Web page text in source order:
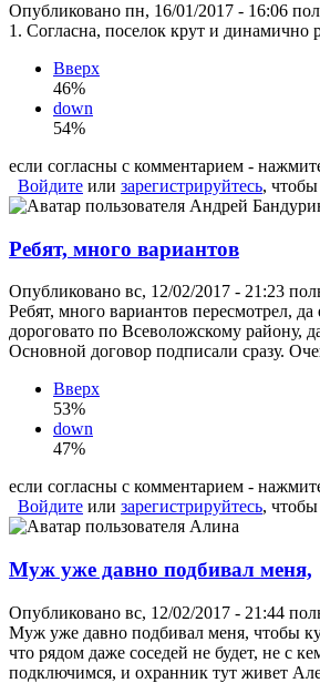
Опубликовано пн, 16/01/2017 - 16:06
1. Согласна, поселок крут и динамично
Вверх
46%
down
54%
если согласны с комментарием -
Войдите или зарегистрируйтесь,
Ребят, много вариантов
Опубликовано вс, 12/02/2017 - 21:23
Ребят, много вариантов пересмотрел,
дороговато по Всеволожскому району,
Основной договор подписали сразу.
Вверх
53%
down
47%
если согласны с комментарием -
Войдите или зарегистрируйтесь,
Муж уже давно подбивал меня,
Опубликовано вс, 12/02/2017 - 21:44
Муж уже давно подбивал меня, чтобы
что рядом даже соседей не будет, не с
подключимся, и охранник тут живет